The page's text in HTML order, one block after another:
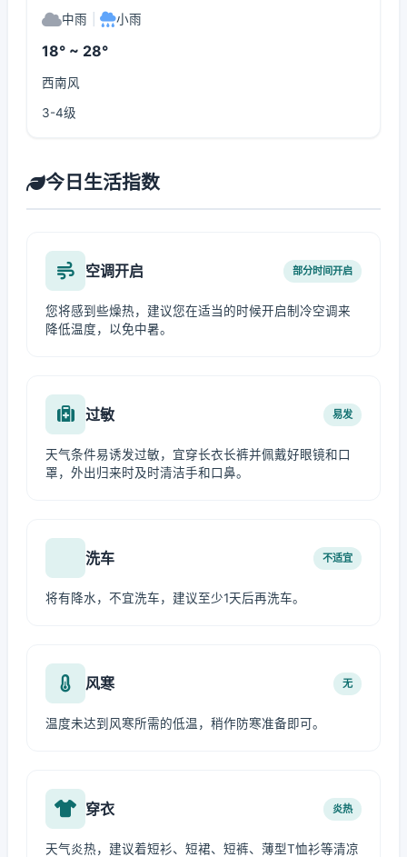
中雨 小雨
18° ~ 28°
西南风
3-4级
今日生活指数
空调开启 部分时间开启
您将感到些燥热，建议您在适当的时候开启制冷空调来
降低温度，以免中暑。
过敏 易发
天气条件易诱发过敏，宜穿长衣长裤并佩戴好眼镜和口
罩，外出归来时及时清洁手和口鼻。
洗车 不适宜
将有降水，不宜洗车，建议至少1天后再洗车。
风寒 无
温度未达到风寒所需的低温，稍作防寒准备即可。
穿衣 炎热
天气炎热，建议着短衫、短裙、短裤、薄型T恤衫等清凉